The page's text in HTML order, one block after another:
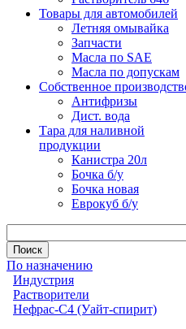
Товары для автомобилей
Летняя омывайка
Запчасти
Масла по SAE
Масла по допускам
Собственное
Антифризы
Дист. вода
Тара для наливной
продукции
Канистра 20л
Бочка б/у
Бочка новая
Еврокуб б/у
По назначению
Индустрия
Растворители
Нефрас-С4 (Уайт-спирит)